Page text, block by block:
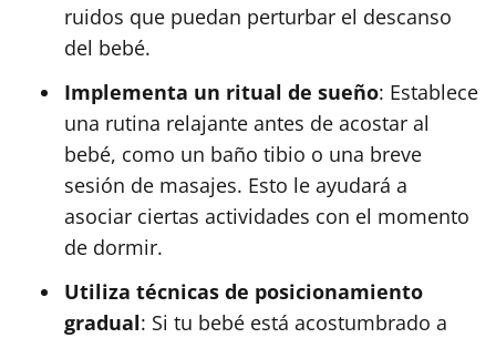
ruidos que puedan perturbar el descanso
del bebé.
Implementa un ritual de sueño: Establece
una rutina relajante antes de acostar al
bebé, como un baño tibio o una breve
sesión de masajes. Esto le ayudará a
asociar ciertas actividades con el momento
de dormir.
Utiliza técnicas de posicionamiento
gradual: Si tu bebé está acostumbrado a